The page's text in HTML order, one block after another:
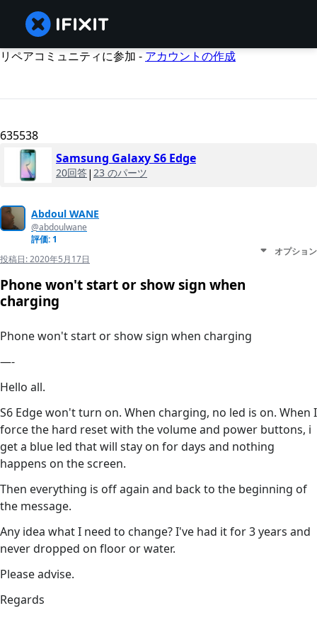
リペアコミュニティに参加 - アカウントの作成
635538
Samsung Galaxy S6 Edge
20回答| 23 のパーツ
Abdoul WANE
@abdoulwane
評価: 1
投稿日:2020年5月17日
オプション
Phone won't start or show sign when
charging
Phone won't start or show sign when charging
—-
Hello all.
S6 Edge won't turn on. When charging, no led is on. When I
force the hard reset with the volume and power buttons, i
get a blue led that will stay on for days and nothing
happens on the screen.
Then everything is off again and back to the beginning of
the message.
Any idea what I need to change? I've had it for 3 years and
never dropped on floor or water.
Please advise.
Regards